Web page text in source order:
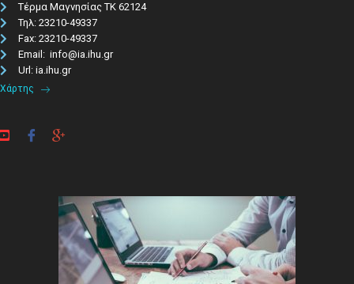
Τέρμα Μαγνησίας ΤΚ 62124
Τηλ: 23210-49337​
Fax: 23210-49337
Email: info@ia.ihu.gr
Url: ia.ihu.gr
Χάρτης